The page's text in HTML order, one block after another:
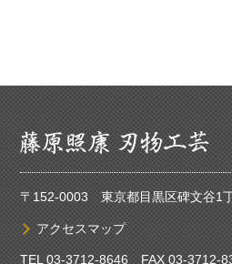
〒152-0003 東京都目黒区碑文谷1
アクセスマップ
TEL03-3712-8646FAX 03-3712-